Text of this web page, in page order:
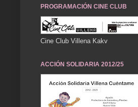
PROGRAMACIÓN CINE CLUB
Cine Club Villena Kakv
ACCIÓN SOLIDARIA 2012/25